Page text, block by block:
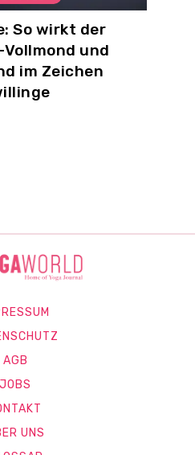
So wirkt der
und
im Zeichen
AGB
JOBS
UNS